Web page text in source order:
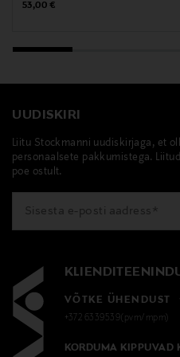
Original Price
53,00 €
UUDISKIRI
Liitu Stockmanni uudiskirjaga, et
personaalsete pakkumistega.
poe ostult.
VÕTKE ÜHENDUST
+372 6339539(pvm/mpm)
KORDUMA KIPPUVAD